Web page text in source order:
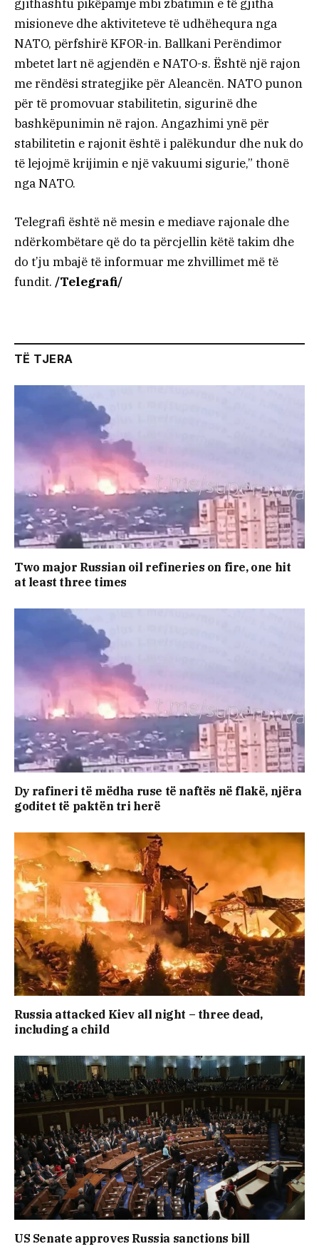
gjithashtu pikëpamje mbi zbatimin e të gjitha
misioneve dhe aktiviteteve të udhëhequra nga
NATO, përfshirë KFOR-in. Ballkani Perëndimor
mbetet lart në agjendën e NATO-s. Është një rajon
me rëndësi strategjike për Aleancën. NATO punon
për të promovuar stabilitetin, sigurinë dhe
bashkëpunimin në rajon. Angazhimi ynë për
stabilitetin e rajonit është i palëkundur dhe nuk do
të lejojmë krijimin e një vakuumi sigurie,” thonë
nga NATO.
Telegrafi është në mesin e mediave rajonale dhe
ndërkombëtare që do ta përcjellin këtë takim dhe
do t’ju mbajë të informuar me zhvillimet më të
fundit. /Telegrafi/
TË TJERA
Two major Russian oil refineries on fire, one hit
at least three times
Dy rafineri të mëdha ruse të naftës në flakë, njëra
goditet të paktën tri herë
Russia attacked Kiev all night – three dead,
including a child
US Senate approves Russia sanctions bill